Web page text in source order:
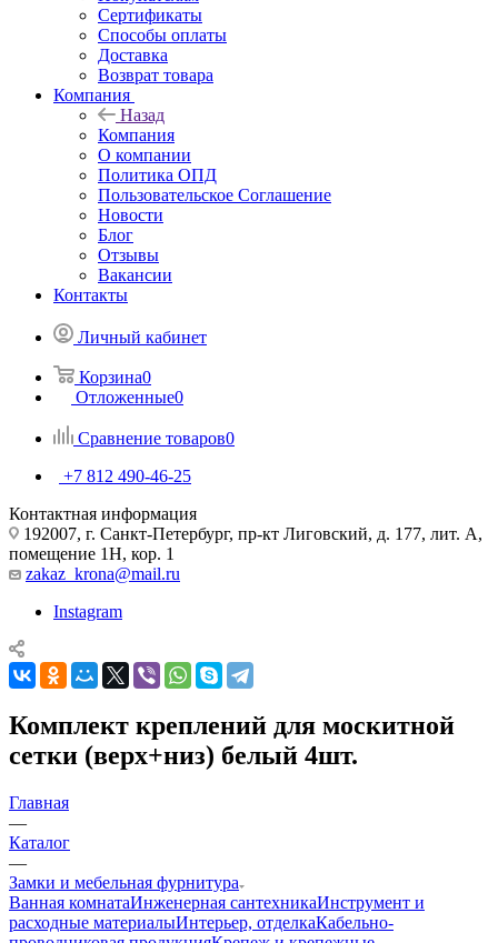
Сертификаты
Способы оплаты
Доставка
Возврат товара
Компания
Назад
Компания
О компании
Политика ОПД
Пользовательское Соглашение
Новости
Блог
Отзывы
Вакансии
Контакты
Личный кабинет
Корзина0
Отложенные0
Сравнение товаров0
+7 812 490-46-25
Контактная информация
192007, г. Санкт-Петербург, пр-кт Лиговский, д. 177, лит. А,
помещение 1Н, кор. 1
zakaz_krona@mail.ru
Instagram
Комплект креплений для москитной
сетки (верх+низ) белый 4шт.
Главная
—
Каталог
—
Замки и мебельная фурнитура
Ванная комнатаИнженерная сантехникаИнструмент и
расходные материалыИнтерьер, отделкаКабельно-